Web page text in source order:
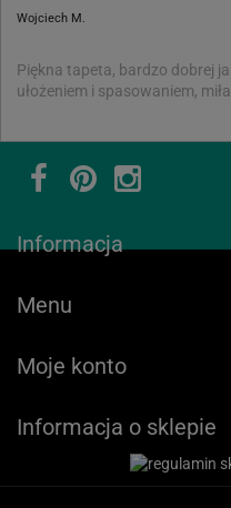
Wojciech M.
Piękna tapeta, bardzo dobrej
ułożeniem i spasowaniem,
Informacja
Menu
Moje konto
Informacja o sklepie